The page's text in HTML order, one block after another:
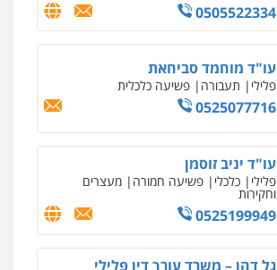
0505522334
עו"ד מוחמד סביחאת
פלילי תעבורה פשיעה כלכלית
0525077716
עו"ד יניב זוסמן
פלילי כלכלי פשיעה חמורה מעצרים
וחקירות
0525199949
גל דהן – משרד עורך דין פלילי